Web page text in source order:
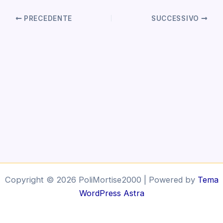
PRECEDENTE SUCCESSIVO
Copyright © 2026 PoliMortise2000 | Powered by Tema
WordPress Astra